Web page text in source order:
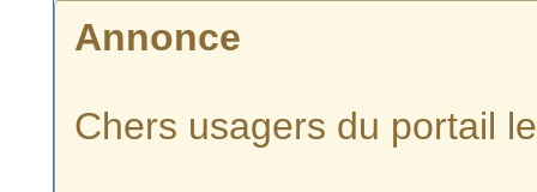
Annonce
Chers usagers du portail